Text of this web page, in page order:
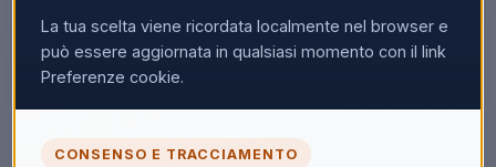
CONSENSO E TRACCIAMENTO
La tua scelta viene ricordata localmente nel browser e
può essere aggiornata in qualsiasi momento con il link
Preferenze cookie.
▼
🔒